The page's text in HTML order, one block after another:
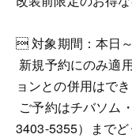
 対象期間：本日
 新規予約にのみ
ョンとの併用はでき
 ご予約はチバソ
3403-5355）まで